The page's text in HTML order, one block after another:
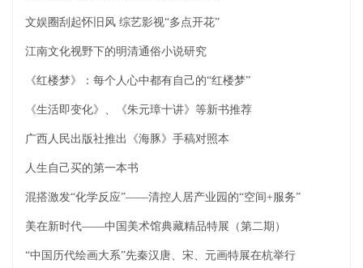
文娱圈刮起怀旧风 综艺影视“多点开花”
江南文化视野下的明清通俗小说研究
《红楼梦》：每个人心中都有自己的“红楼梦”
《生活即变化》、《朱元璋十讲》等新书推荐
广西人民出版社推出《海豚》手稿对照本
人生自己买的第一本书
混搭激发“化学反应”——清控人居产业园的“空间+服务”
美在新时代——中国美术馆典藏精品特展（第二期）
“中国历代绘画大系”先秦汉唐、宋、元画特展在杭举行